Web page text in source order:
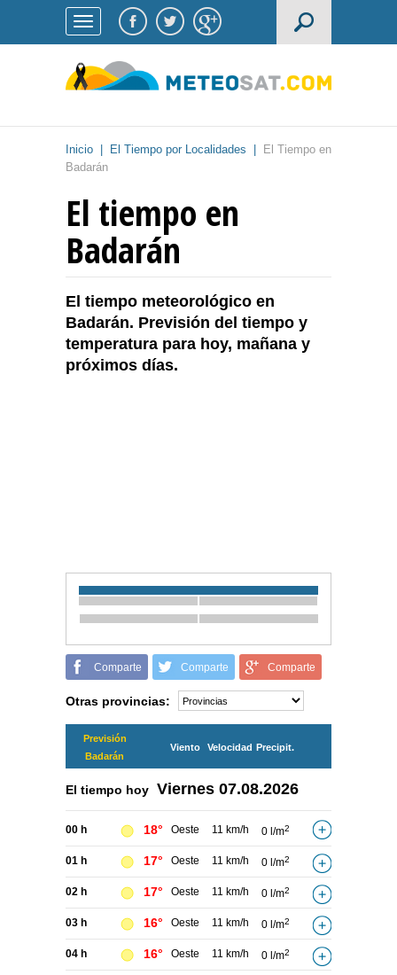
Inicio El Tiempo por Localidades
El Tiempo en
Badarán
El tiempo en
Badarán
El tiempo meteorológico en
Badarán. Previsión del tiempo y
temperatura para hoy, mañana y
próximos días.
Comparte Comparte Comparte
Otras provincias:
Previsión
Badarán
Viento Velocidad Precipit.
El tiempo hoy Viernes 07.08.2026
00 h 18° Oeste 11 km/h 0 l/m2
01 h 17° Oeste 11 km/h 0 l/m2
02 h 17° Oeste 11 km/h 0 l/m2
03 h 16° Oeste 11 km/h 0 l/m2
04 h 16° Oeste 11 km/h 0 l/m2